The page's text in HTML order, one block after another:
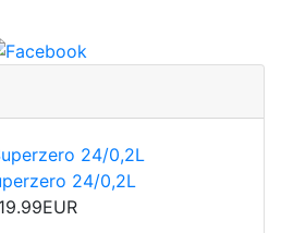
24/0,2L
19.99EUR